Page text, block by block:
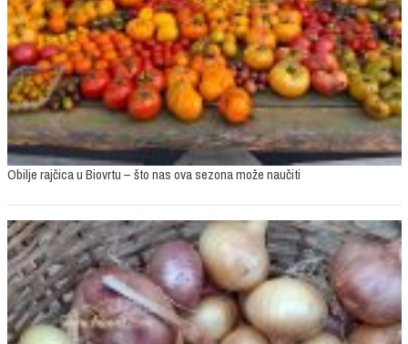
Obilje rajčica u Biovrtu – što nas ova sezona može naučiti